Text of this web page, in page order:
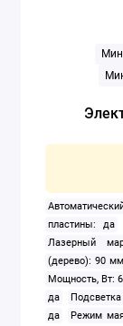
пластины: да
Лазерный
(дерево): 90 мм
Мощность, Вт:
да
да
Режим